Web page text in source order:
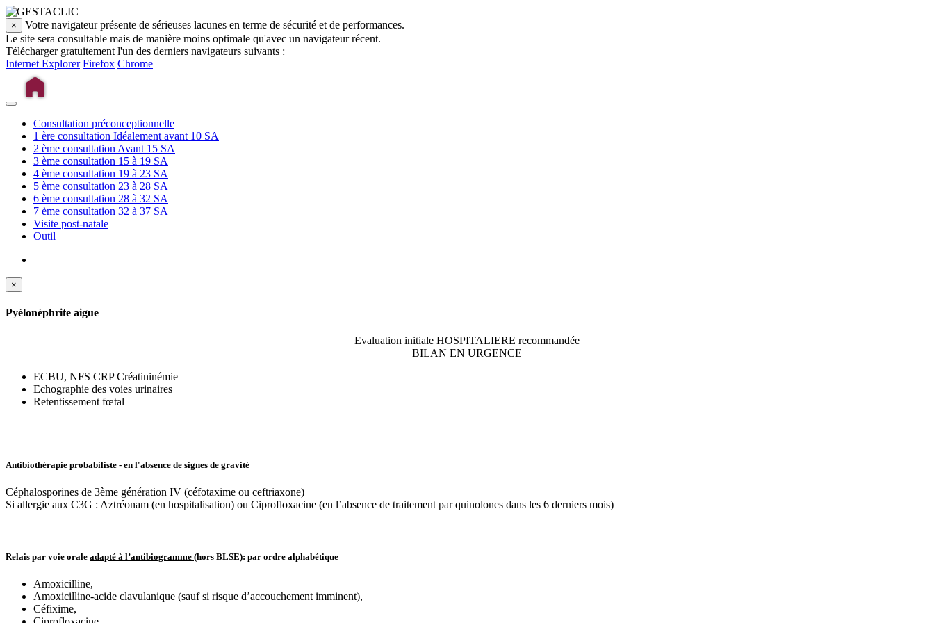
×
Votre navigateur présente de sérieuses lacunes en terme de sécurité et de performances.
Le site sera consultable mais de manière moins optimale qu'avec un navigateur récent.
Télécharger gratuitement l'un des derniers navigateurs suivants :
Internet Explorer Firefox Chrome
Consultation préconceptionnelle
1 ère consultation Idéalement avant 10 SA
2 ème consultation Avant 15 SA
3 ème consultation 15 à 19 SA
4 ème consultation 19 à 23 SA
5 ème consultation 23 à 28 SA
6 ème consultation 28 à 32 SA
7 ème consultation 32 à 37 SA
Visite post-natale
Outil
×
Pyélonéphrite aigue
Evaluation initiale HOSPITALIERE recommandée
BILAN EN URGENCE
ECBU, NFS CRP Créatininémie
Echographie des voies urinaires
Retentissement fœtal
Antibiothérapie probabiliste - en l'absence de signes de gravité
Céphalosporines de 3ème génération IV (céfotaxime ou ceftriaxone)
Si allergie aux C3G : Aztréonam (en hospitalisation) ou Ciprofloxacine (en l’absence de traitement par quinolones dans les 6 derniers mois)
Relais par voie orale adapté à l’antibiogramme (hors BLSE): par ordre alphabétique
Amoxicilline,
Amoxicilline-acide clavulanique (sauf si risque d’accouchement imminent),
Céfixime,